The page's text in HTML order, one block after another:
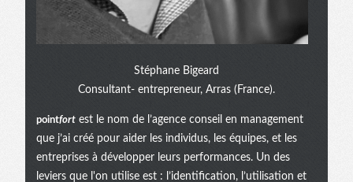
Stéphane Bigeard
Consultant- entrepreneur, Arras (France).
pointfort est le nom de l’agence conseil en management
que j’ai créé pour aider les individus, les équipes, et les
entreprises à développer leurs performances. Un des
leviers que l'on utilise est : l’identification, l’utilisation et